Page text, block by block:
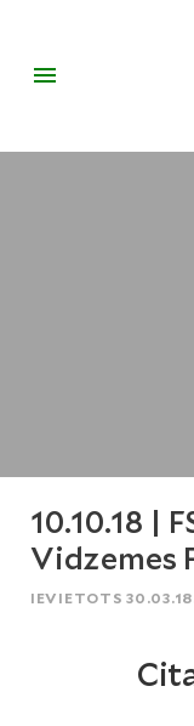
10.10.18 |
Vidzemes
IEVIETOTS